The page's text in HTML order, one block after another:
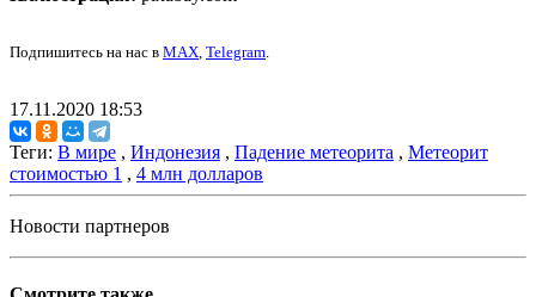
Подпишитесь на нас в MAX, Telegram.
17.11.2020 18:53
Теги: В мире , Индонезия , Падение метеорита , Метеорит
стоимостью 1 , 4 млн долларов
Новости партнеров